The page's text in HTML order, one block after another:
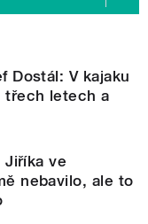
Dostál: V kajaku
třech letech a
Jiříka ve
nebavilo, ale to